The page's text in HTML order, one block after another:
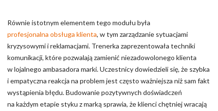
Równie istotnym elementem tego modułu była
profesjonalna obsługa klienta, w tym zarządzanie sytuacjami
kryzysowymi i reklamacjami. Trenerka zaprezentowała techniki
komunikacji, które pozwalają zamienić niezadowolonego klienta
w lojalnego ambasadora marki. Uczestnicy dowiedzieli się, że szybka
i empatyczna reakcja na problem jest często ważniejsza niż sam fakt
wystąpienia błędu. Budowanie pozytywnych doświadczeń
na każdym etapie styku z marką sprawia, że klienci chętniej wracają